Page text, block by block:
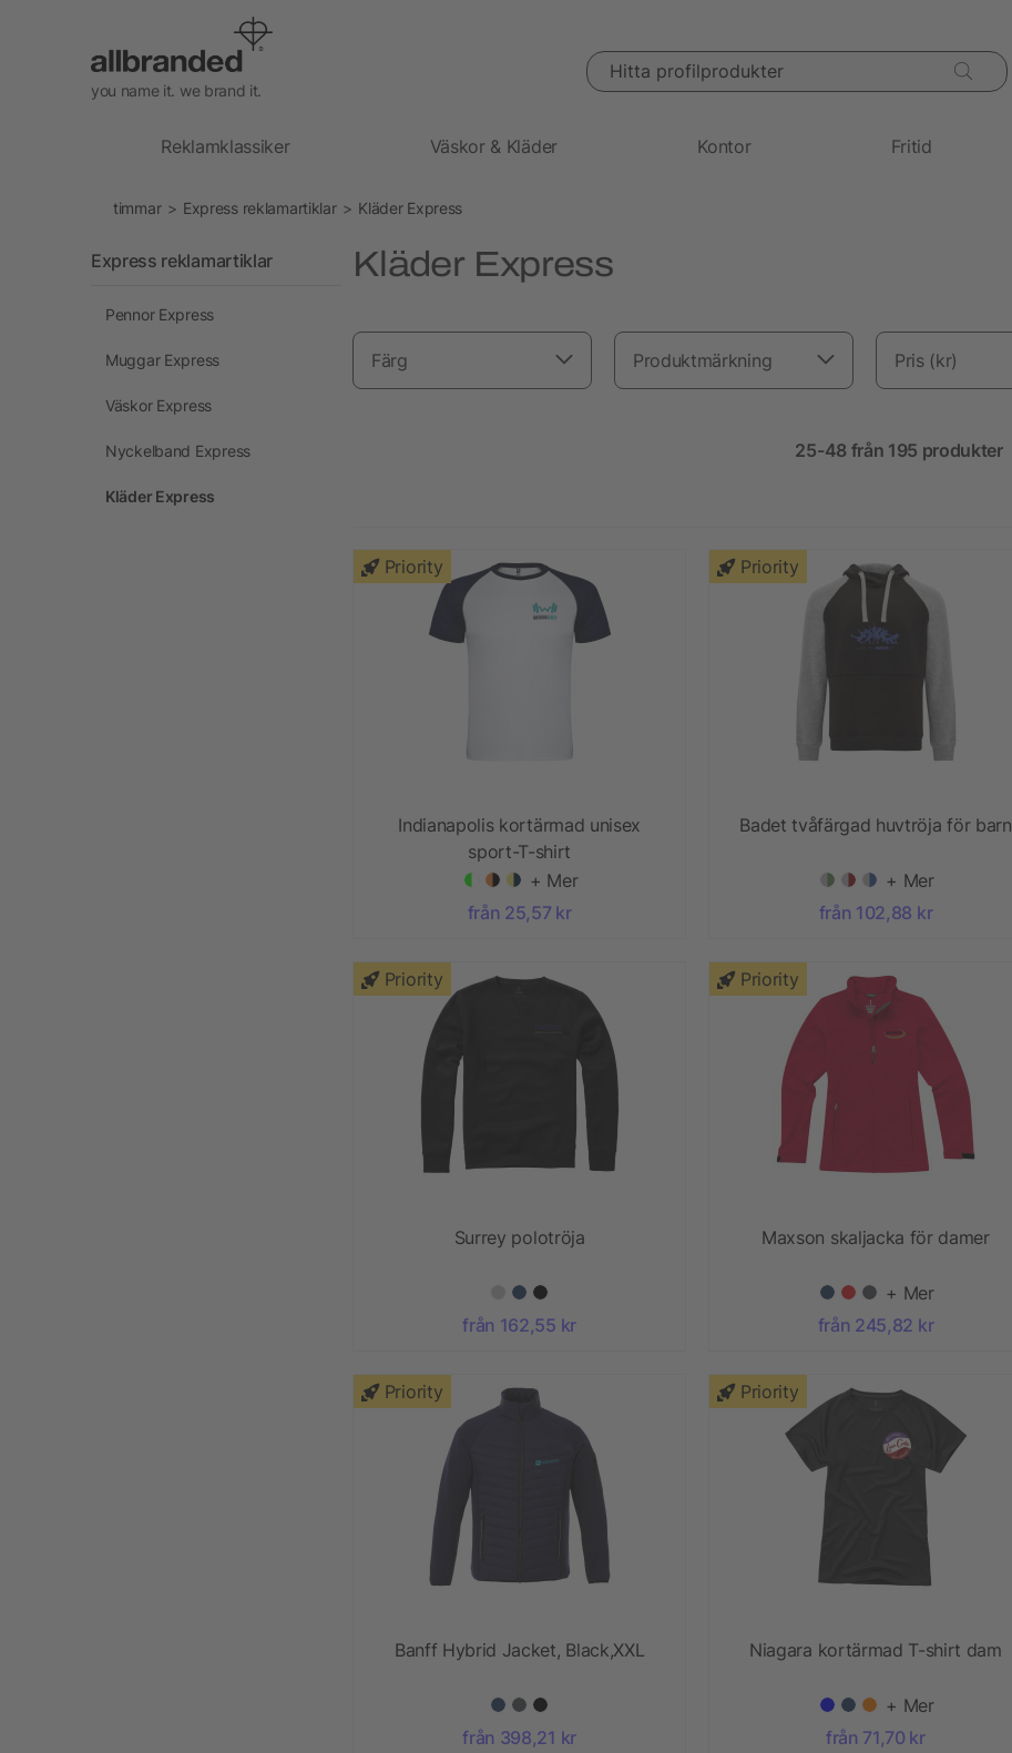
you name it. we brand it.
Hitta profilprodukter
Reklamklassiker Väskor & Kläder Kontor Fritid
timmar Express reklamartiklar Kläder Express
Kläder Express
Färg Produktmärkning Pris (kr)
25-48 från 195 produkter
Priority
Indianapolis kortärmad unisex
sport-T-shirt
+ Mer
från 25,57 kr
Priority
Badet tvåfärgad huvtröja för barn
+ Mer
från 102,88 kr
Priority
Surrey polotröja
från 162,55 kr
Priority
Maxson skaljacka för damer
+ Mer
från 245,82 kr
Priority
Banff Hybrid Jacket, Black,XXL
från 398,21 kr
Priority
Niagara kortärmad T-shirt dam
+ Mer
från 71,70 kr
Express reklamartiklar
Pennor Express
Muggar Express
Väskor Express
Nyckelband Express
Kläder Express